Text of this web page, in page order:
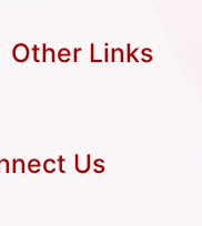
Other Links
Us